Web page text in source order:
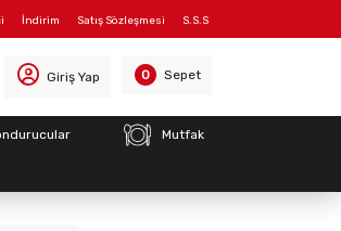
S.S.S
Satış Sözleşmesi
İndirim
Giriş Yap 0 Sepet
Mutfak